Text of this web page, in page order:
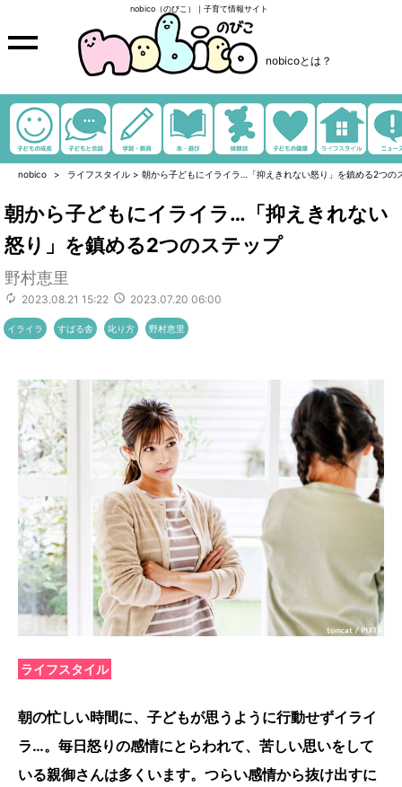
nobico（のびこ）｜子育て情報サイト
nobicoとは？
nobico ライフスタイル > 朝から子どもにイライラ…「抑えきれない怒り」を鎮める2つの
朝から子どもにイライラ…「抑えきれない
怒り」を鎮める2つのステップ
野村恵里
2023.08.21 15:22 2023.07.20 06:00
イライラ すばる舎 叱り方 野村恵里
ライフスタイル
朝の忙しい時間に、子どもが思うように行動せずイライ
ラ…。毎日怒りの感情にとらわれて、苦しい思いをして
いる親御さんは多くいます。つらい感情から抜け出すに